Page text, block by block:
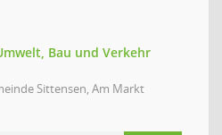
Bau und Verkehr
Sittensen, Am Markt